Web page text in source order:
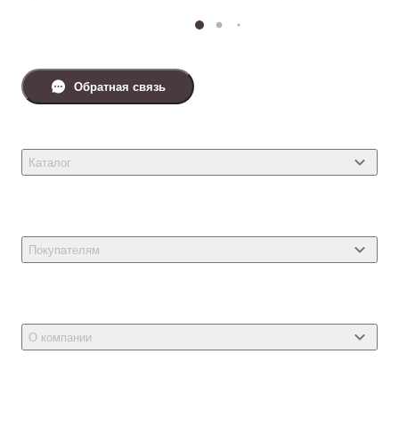
Каталог
Товары для собак
Товары для птиц
Покупателям
Новости
О компании
Обратная связь